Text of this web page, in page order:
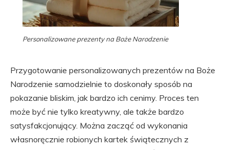
Personalizowane prezenty na Boże Narodzenie
Przygotowanie personalizowanych prezentów na Boże
Narodzenie samodzielnie to doskonały sposób na
pokazanie bliskim, jak bardzo ich cenimy. Proces ten
może być nie tylko kreatywny, ale także bardzo
satysfakcjonujący. Można zacząć od wykonania
własnoręcznie robionych kartek świątecznych z